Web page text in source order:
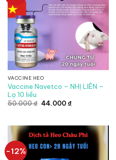
VACCINE HEO
Vaccine Navetco – NHỊ LIÊN –
Lọ 10 liều
50.000₫ Giá
44.000₫Giá
44.000 ₫.
-12%